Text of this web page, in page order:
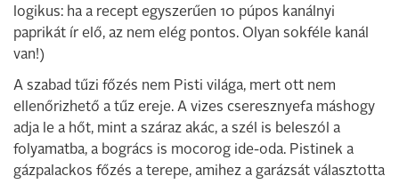
logikus: ha a recept egyszerűen 10 púpos kanálnyi
paprikát ír elő, az nem elég pontos. Olyan sokféle kanál
van!)
A szabad tűzi főzés nem Pisti világa, mert ott nem
ellenőrizhető a tűz ereje. A vizes cseresznyefa máshogy
adja le a hőt, mint a száraz akác, a szél is beleszól a
folyamatba, a bogrács is mocorog ide-oda. Pistinek a
gázpalackos főzés a terepe, amihez a garázsát választotta